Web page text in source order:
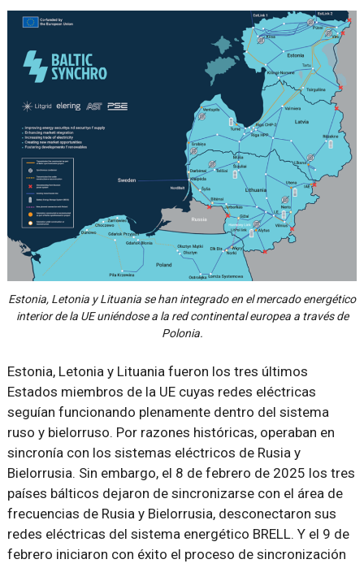
Estonia, Letonia y Lituania se han integrado en el mercado energético
interior de la UE uniéndose a la red continental europea a través de
Polonia.
Estonia, Letonia y Lituania fueron los tres últimos
Estados miembros de la UE cuyas redes eléctricas
seguían funcionando plenamente dentro del sistema
ruso y bielorruso. Por razones históricas, operaban en
sincronía con los sistemas eléctricos de Rusia y
Bielorrusia. Sin embargo, el 8 de febrero de 2025 los tres
países bálticos dejaron de sincronizarse con el área de
frecuencias de Rusia y Bielorrusia, desconectaron sus
redes eléctricas del sistema energético BRELL. Y el 9 de
febrero iniciaron con éxito el proceso de sincronización